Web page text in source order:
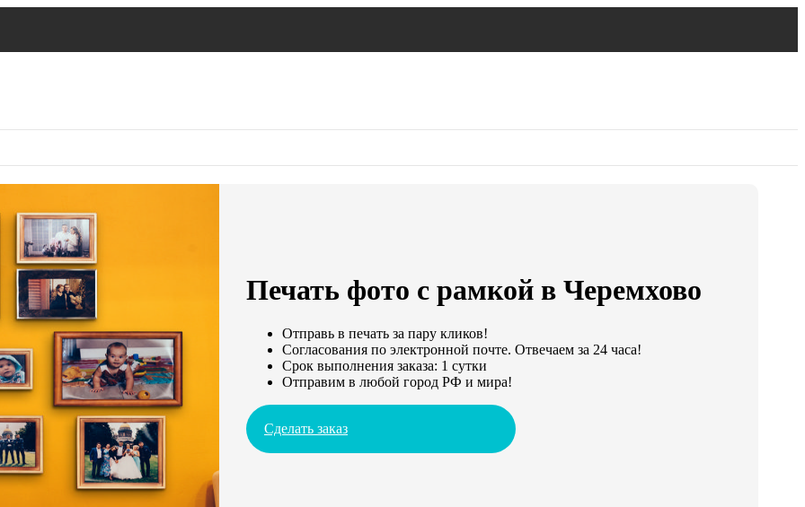
Печать фото с рамкой в Черемхово
Отправь в печать за пару кликов!
Согласования по электронной почте. Отвечаем за 24 часа!
Срок выполнения заказа: 1 сутки
Отправим в любой город РФ и мира!
Сделать заказ